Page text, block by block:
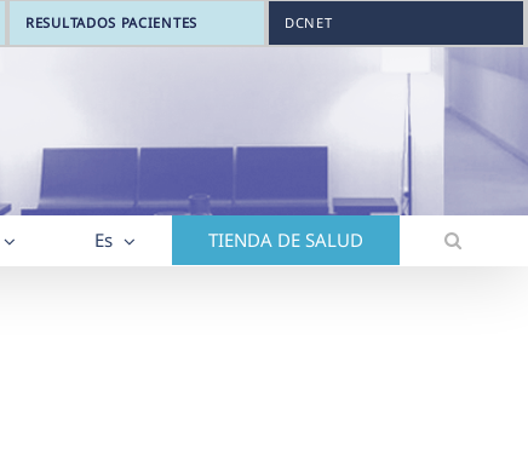
RESULTADOS PACIENTES DCNET
Es TIENDA DE SALUD